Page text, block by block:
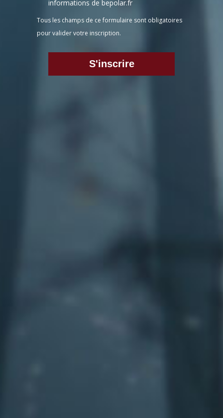
informations de bepolar.fr
Tous les champs de ce formulaire sont obligatoires
pour valider votre inscription.